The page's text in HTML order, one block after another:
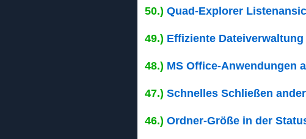
50.) Quad-Explorer
49.) Effiziente
48.) MS Office-Anwendungen
47.) Schnelles Schließen
46.) Ordner-Größe in der